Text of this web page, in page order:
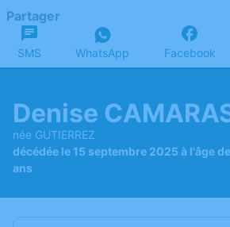
Partager
SMS WhatsApp Facebook
Denise
née GUTIERREZ
décédée le 15 septembre 2025 à l'âge
ans